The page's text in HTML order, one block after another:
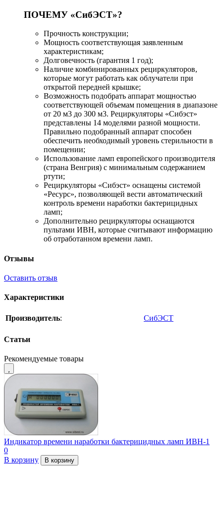
ПОЧЕМУ «СибЭСТ»?
Прочность конструкции;
Мощность соответствующая заявленным
характеристикам;
Долговечность (гарантия 1 год);
Наличие комбинированных рециркуляторов,
которые могут работать как облучатели при
открытой передней крышке;
Возможность подобрать аппарат мощностью
соответствующей объемам помещения в диапазоне
от 20 м3 до 300 м3. Рециркуляторы «Сибэст»
представлены 14 моделями разной мощности.
Правильно подобранный аппарат способен
обеспечить необходимый уровень стерильности в
помещении;
Использование ламп европейского производителя
(страна Венгрия) с минимальным содержанием
ртути;
Рециркуляторы «Сибэст» оснащены системой
«Ресурс», позволяющей вести автоматический
контроль времени наработки бактерицидных
ламп;
Дополнительно рециркуляторы оснащаются
пультами ИВН, которые считывают информацию
об отработанном времени ламп.
Отзывы
Оставить отзыв
Характеристики
Производитель: СибЭСТ
Статьи
Рекомендуемые товары
Индикатор времени наработки бактерицидных ламп ИВН-1
0
В корзину
В корзину